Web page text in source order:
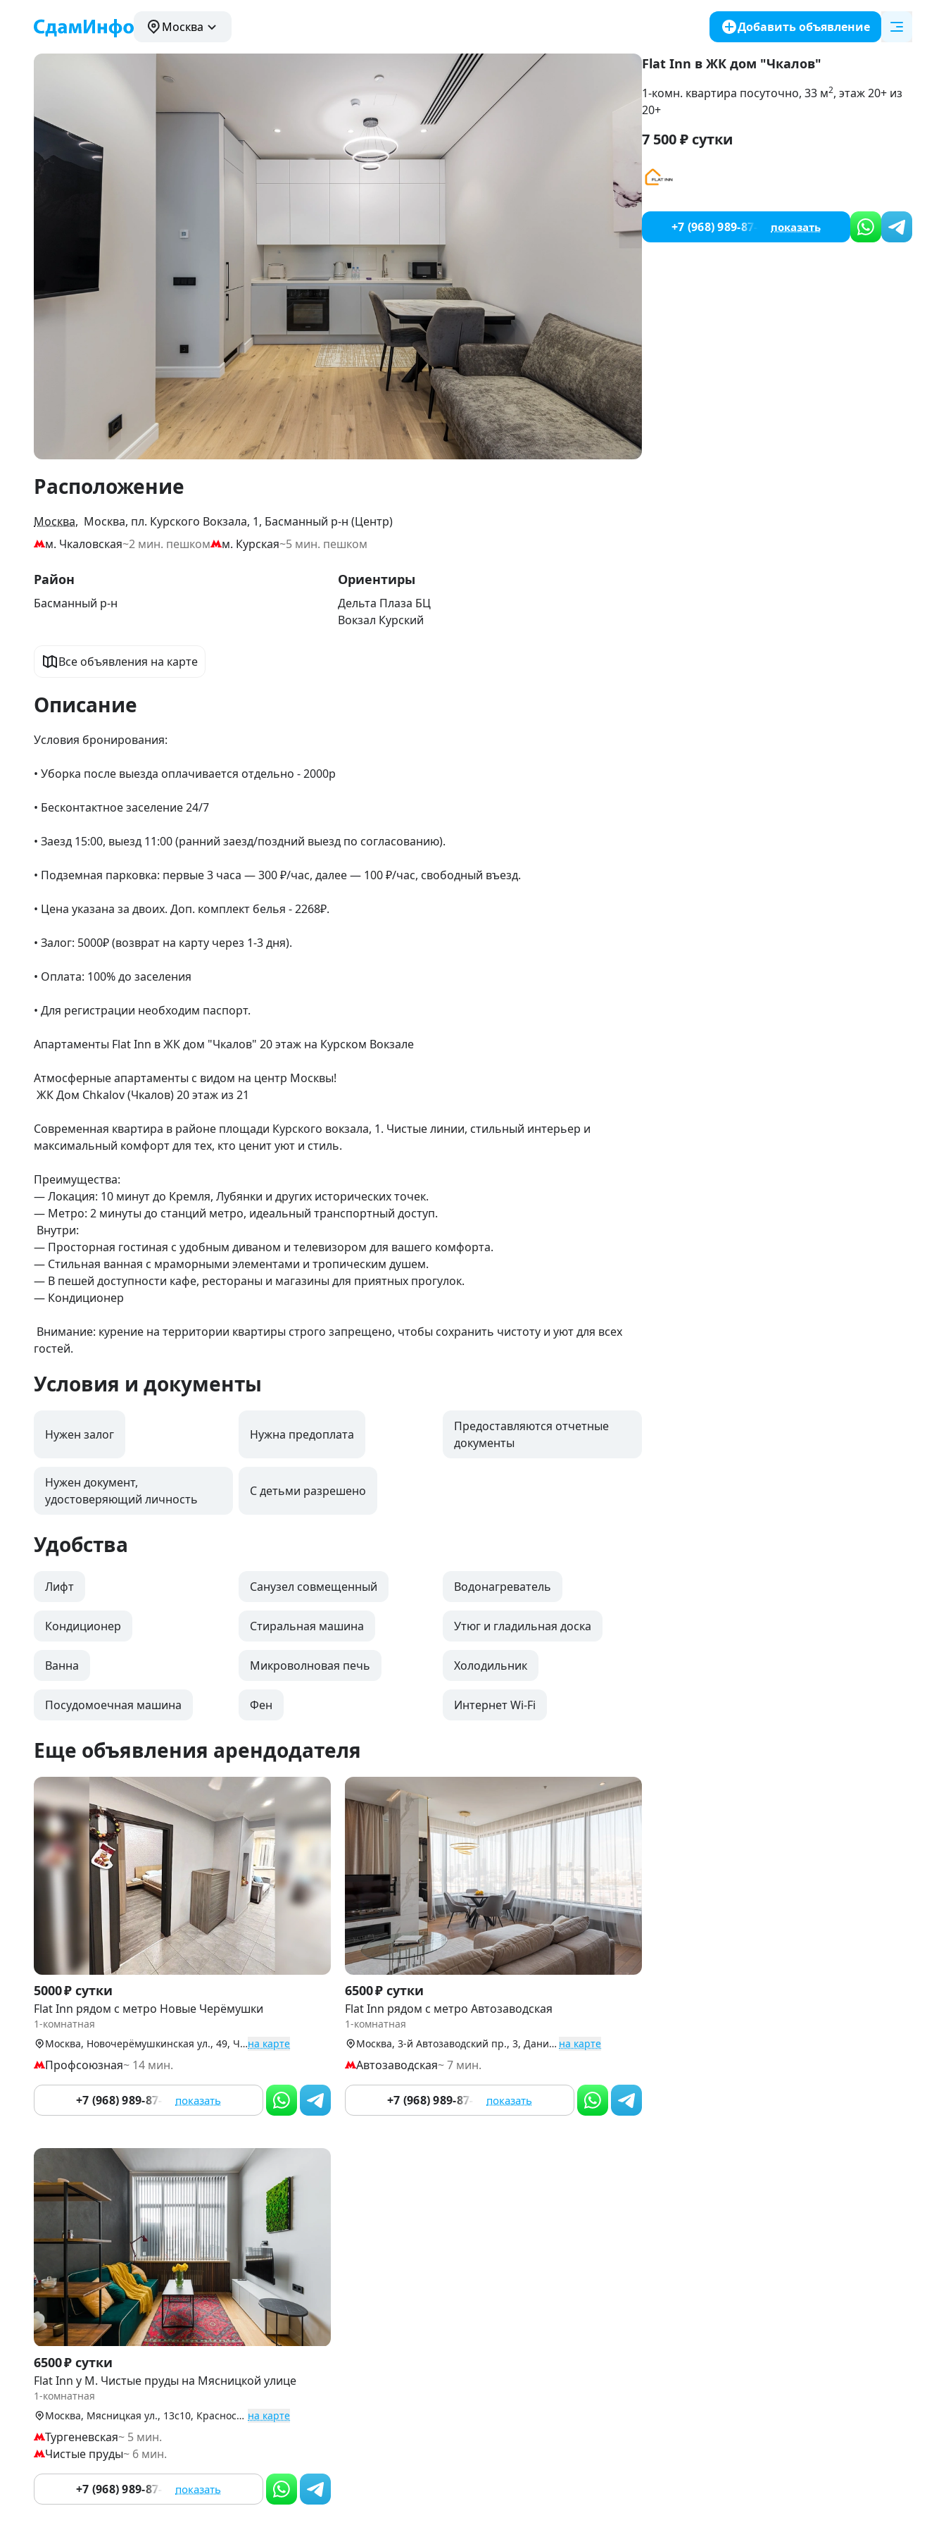
Москва Добавить объявление
1
13
Расположение
Москва, Москва, пл. Курского Вокзала, 1, Басманный р-н (Центр)
м. Чкаловская~2 мин. пешком м. Курская~5 мин. пешком
Район
Басманный р-н
Ориентиры
Дельта Плаза БЦ
Вокзал Курский
Все объявления на карте
Описание
Условия бронирования:
• Уборка после выезда оплачивается отдельно - 2000р
• Бесконтактное заселение 24/7
• Заезд 15:00, выезд 11:00 (ранний заезд/поздний выезд по согласованию).
• Подземная парковка: первые 3 часа — 300 ₽/час, далее — 100 ₽/час, свободный въезд.
• Цена указана за двоих. Доп. комплект белья - 2268₽.
• Залог: 5000₽ (возврат на карту через 1-3 дня).
• Оплата: 100% до заселения
• Для регистрации необходим паспорт.
Апартаменты Flat Inn в ЖК дом "Чкалов" 20 этаж на Курском Вокзале
Атмосферные апартаменты с видом на центр Москвы!
Современная квартира в районе площади Курского вокзала, 1. Чистые линии, стильный интерьер и
максимальный комфорт для тех, кто ценит уют и стиль.
Преимущества:
— Локация: 10 минут до Кремля, Лубянки и других исторических точек.
— Метро: 2 минуты до станций метро, идеальный транспортный доступ.
— Просторная гостиная с удобным диваном и телевизором для вашего комфорта.
— Стильная ванная с мраморными элементами и тропическим душем.
— В пешей доступности кафе, рестораны и магазины для приятных прогулок.
— Кондиционер
гостей.
Условия и документы
Нужен залог Нужна предоплата
Предоставляются отчетные
документы
Нужен документ,
удостоверяющий личность
С детьми разрешено
Удобства
Лифт Санузел совмещенный Водонагреватель
Кондиционер Стиральная машина Утюг и гладильная доска
Ванна Микроволновая печь Холодильник
Посудомоечная машина Фен Интернет Wi-Fi
Еще объявления арендодателя
Item
1
of
5000 ₽ сутки
Flat Inn рядом с метро Новые Черёмушки
1-комнатная
Москва, Новочерёмушкинская ул., 49, Черёмушки (Центр)на карте
Профсоюзная~ 14 мин.
+7 (968) 989-87-14 показать
Item
1
of
6500 ₽ сутки
Flat Inn рядом с метро Автозаводская
1-комнатная
Москва, 3-й Автозаводский пр., 3, Даниловский р-н (Центр) на карте
Автозаводская~ 7 мин.
+7 (968) 989-87-14 показать
Item
1
of
9
6500 ₽ сутки
Flat Inn у М. Чистые пруды на Мясницкой улице
1-комнатная
Москва, Мясницкая ул., 13с10, Красносельский р-н (Центр) на карте
Тургеневская~ 5 мин.
Чистые пруды~ 6 мин.
+7 (968) 989-87-14 показать
Flat Inn в ЖК дом "Чкалов"
1-комн. квартира посуточно, 33 м2, этаж 20+ из
20+
7 500₽ сутки
+7 (968) 989-87-14 показать